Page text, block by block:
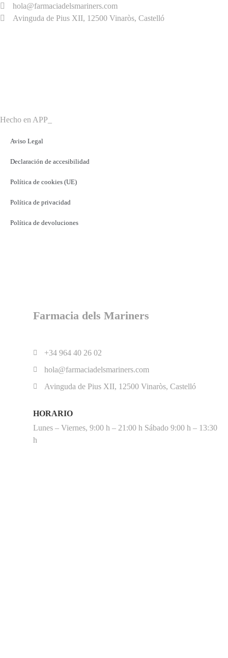
hola@farmaciadelsmariners.com
Avinguda de Pius XII, 12500 Vinaròs, Castelló
Hecho en APP_
Aviso Legal
Declaración de accesibilidad
Política de cookies (UE)
Política de privacidad
Política de devoluciones
Farmacia dels Mariners
+34 964 40 26 02
hola@farmaciadelsmariners.com
Avinguda de Pius XII, 12500 Vinaròs, Castelló
HORARIO
Lunes – Viernes, 9:00 h – 21:00 h Sábado 9:00 h – 13:30
h